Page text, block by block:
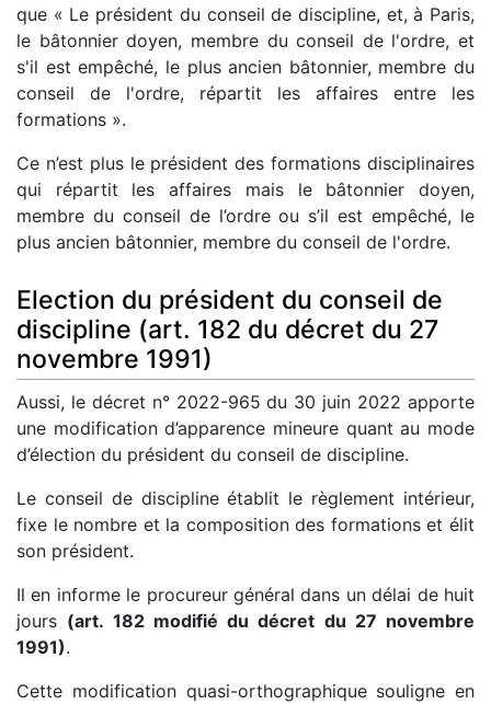
que « Le président du conseil de discipline, et, à Paris,
le bâtonnier doyen, membre du conseil de l'ordre, et
s'il est empêché, le plus ancien bâtonnier, membre du
conseil de l'ordre, répartit les affaires entre les
formations ».
Ce n’est plus le président des formations disciplinaires
qui répartit les affaires mais le bâtonnier doyen,
membre du conseil de l’ordre ou s’il est empêché, le
plus ancien bâtonnier, membre du conseil de l'ordre.
Election du président du conseil de
discipline (art. 182 du décret du 27
novembre 1991)
Aussi, le décret n° 2022-965 du 30 juin 2022 apporte
une modification d’apparence mineure quant au mode
d’élection du président du conseil de discipline.
Le conseil de discipline établit le règlement intérieur,
fixe le nombre et la composition des formations et élit
son président.
Il en informe le procureur général dans un délai de huit
jours (art. 182 modifié du décret du 27 novembre
1991).
Cette modification quasi-orthographique souligne en